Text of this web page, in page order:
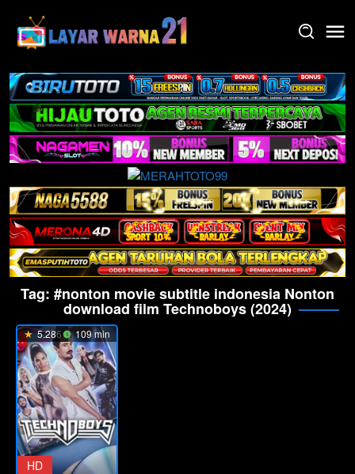
content
Tag: #nonton movie subtitle indonesia Nonton
download film Technoboys (2024)
5.286 109 min
HD